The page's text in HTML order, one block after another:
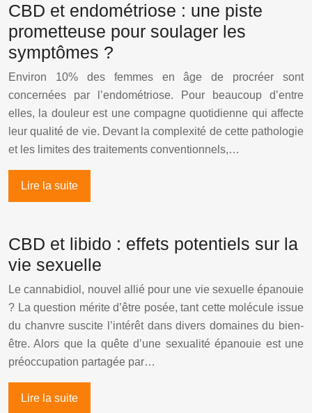
CBD et endométriose : une piste
prometteuse pour soulager les
symptômes ?
Environ 10% des femmes en âge de procréer sont
concernées par l’endométriose. Pour beaucoup d’entre
elles, la douleur est une compagne quotidienne qui affecte
leur qualité de vie. Devant la complexité de cette pathologie
et les limites des traitements conventionnels,…
Lire la suite
CBD et libido : effets potentiels sur la
vie sexuelle
Le cannabidiol, nouvel allié pour une vie sexuelle épanouie
? La question mérite d’être posée, tant cette molécule issue
du chanvre suscite l’intérêt dans divers domaines du bien-
être. Alors que la quête d’une sexualité épanouie est une
préoccupation partagée par…
Lire la suite